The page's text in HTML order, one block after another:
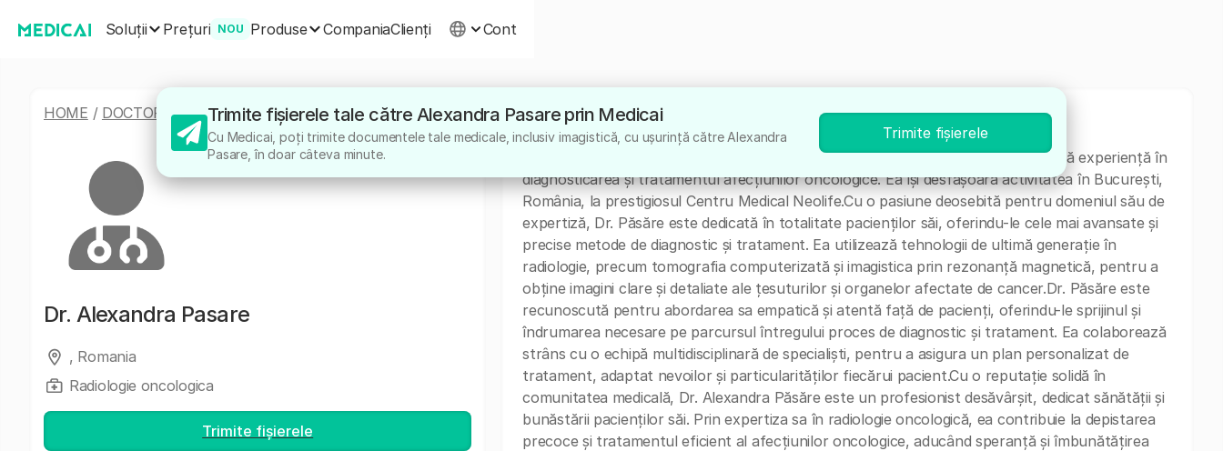
Soluții Prețuri NOU Produse CompaniaClienți Cont
HOME / DOCTORI /ALEXANDRA PASARE
Dr. Alexandra Pasare
, Romania
Radiologie oncologica
Trimite fișierele
Despre
Dr. Alexandra Păsăre este un medic specialist în Radiologie Oncologică, cu o vastă experiență în
diagnosticarea și tratamentul afecțiunilor oncologice. Ea își desfășoară activitatea în București,
România, la prestigiosul Centru Medical Neolife.Cu o pasiune deosebită pentru domeniul său de
expertiză, Dr. Păsăre este dedicată în totalitate pacienților săi, oferindu-le cele mai avansate și
precise metode de diagnostic și tratament. Ea utilizează tehnologii de ultimă generație în
radiologie, precum tomografia computerizată și imagistica prin rezonanță magnetică, pentru a
obține imagini clare și detaliate ale țesuturilor și organelor afectate de cancer.Dr. Păsăre este
recunoscută pentru abordarea sa empatică și atentă față de pacienți, oferindu-le sprijinul și
îndrumarea necesare pe parcursul întregului proces de diagnostic și tratament. Ea colaborează
strâns cu o echipă multidisciplinară de specialiști, pentru a asigura un plan personalizat de
tratament, adaptat nevoilor și particularităților fiecărui pacient.Cu o reputație solidă în
comunitatea medicală, Dr. Alexandra Păsăre este un profesionist desăvârșit, dedicat sănătății și
bunăstării pacienților săi. Prin expertiza sa în radiologie oncologică, ea contribuie la depistarea
precoce și tratamentul eficient al afecțiunilor oncologice, aducând speranță și îmbunătățirea
Trimite fișierele tale către Alexandra Pasare prin Medicai
Cu Medicai, poți trimite documentele tale medicale, inclusiv imagistică, cu ușurință către Alexandra
Pasare, în doar câteva minute.
Trimite fișierele